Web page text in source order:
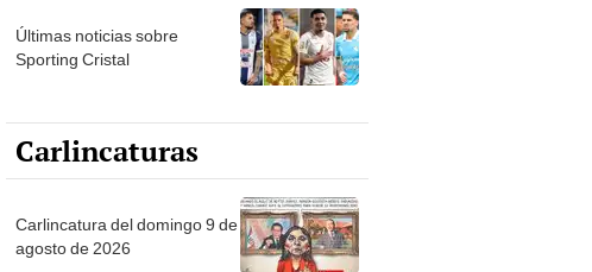
Últimas noticias sobre
Sporting Cristal
Carlincaturas
Carlincatura del domingo 9 de
agosto de 2026